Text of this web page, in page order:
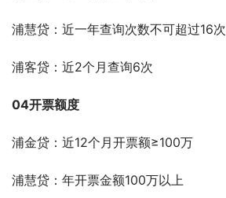
浦慧贷：近一年查询次数不可超过16次
浦客贷：近2个月查询6次
04开票额度
浦金贷：近12个月开票额≥100万
浦慧贷：年开票金额100万以上